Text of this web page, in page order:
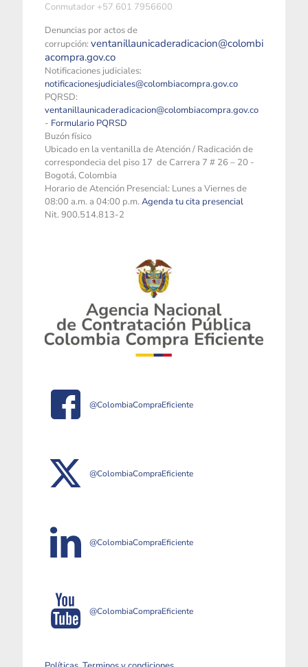
Conmutador +57 601 7956600
Denuncias por actos de
corrupción: ventanillaunicaderadicacion@colombi
acompra.gov.co
Notificaciones judiciales:
notificacionesjudiciales@colombiacompra.gov.co
PQRSD:
ventanillaunicaderadicacion@colombiacompra.gov.co
- Formulario PQRSD
Buzón físico
Ubicado en la ventanilla de Atención / Radicación de
correspondecia del piso 17 de Carrera 7 # 26 – 20 -
Bogotá, Colombia
Horario de Atención Presencial: Lunes a Viernes de
08:00 a.m. a 04:00 p.m. Agenda tu cita presencial
Nit. 900.514.813-2
@ColombiaCompraEficiente
@ColombiaCompraEficiente
@ColombiaCompraEficiente
@ColombiaCompraEficiente